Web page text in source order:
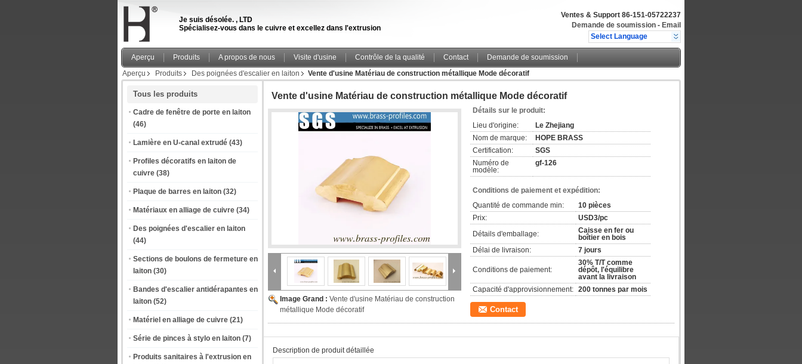
Je suis désolée. , LTD
Spécialisez-vous dans le cuivre et excellez dans l'extrusion
Ventes & Support 86-151-05722237
Demande de soumission - Email
Select Language
Aperçu Produits A propos de nous Visite d'usine Contrôle de la qualité Contact
Demande de soumission
Aperçu
Produits Des poignées d'escalier en laiton Vente d'usine Matériau de construction métallique Mode décoratif
Tous les produits
Cadre de fenêtre de porte en laiton
(46)
Lamière en U-canal extrudé (43)
Profiles décoratifs en laiton de
cuivre (38)
Plaque de barres en laiton (32)
Matériaux en alliage de cuivre (34)
Des poignées d'escalier en laiton
(44)
Sections de boulons de fermeture en
laiton (30)
Bandes d'escalier antidérapantes en
laiton (52)
Matériel en alliage de cuivre (21)
Série de pinces à stylo en laiton (7)
Produits sanitaires à l'extrusion en
Vente d'usine Matériau de construction métallique Mode décoratif
Image Grand : Vente d'usine Matériau de construction
métallique Mode décoratif
Détails sur le produit:
Lieu d'origine:
Le Zhejiang
Nom de marque:
HOPE BRASS
Certification:
SGS
Numéro de
modèle:
gf-126
Conditions de paiement et expédition:
Quantité de commande min:
10 pièces
Prix:
USD3/pc
Détails d'emballage:
Caisse en fer ou
boîtier en bois
Délai de livraison:
7 jours
Conditions de paiement:
30% T/T comme
dépôt, l'équilibre
avant la livraison
Capacité d'approvisionnement: 200 tonnes par mois
Contact
Description de produit détaillée